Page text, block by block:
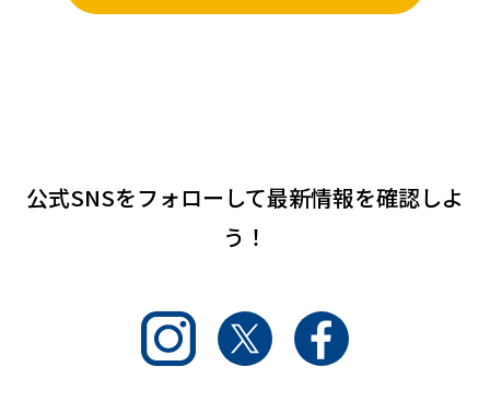
公式SNSをフォローして最新情報を確認しよ
う！
Instagram Twitter